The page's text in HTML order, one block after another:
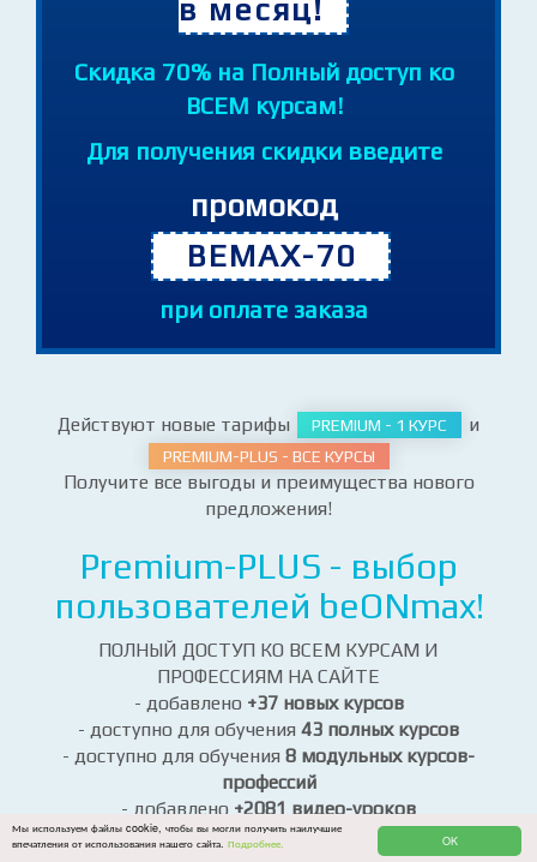
OK
Мы используем файлы cookie, чтобы вы могли получить наилучшие
впечатления от использования нашего сайта. Подробнее.
Обучение от 240 руб.
в месяц!
Cкидка 70% на Полный доступ ко
ВСЕМ курсам!
Для получения скидки введите
промокод
BEMAX-70
Действуют новые тарифы PREMIUM - 1 КУРС и
PREMIUM-PLUS - ВСЕ КУРСЫ
Получите все выгоды и преимущества нового
предложения!
Premium-PLUS - выбор
пользователей beONmax!
ПОЛНЫЙ ДОСТУП КО ВСЕМ КУРСАМ И
ПРОФЕССИЯМ НА САЙТЕ
- добавлено
+37 новых курсов
- доступно для обучения
- доступно для обучения8 модульных курсов-
профессий